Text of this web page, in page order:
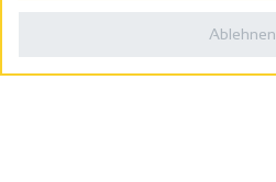
Politique de confidentialitéAblehnen